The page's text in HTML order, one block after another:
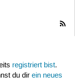
registriert bist.
du dir ein neues